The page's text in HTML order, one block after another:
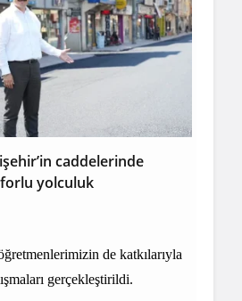
caddelerinde
yolculuk
de katkılarıyla
gerçekleştirildi.